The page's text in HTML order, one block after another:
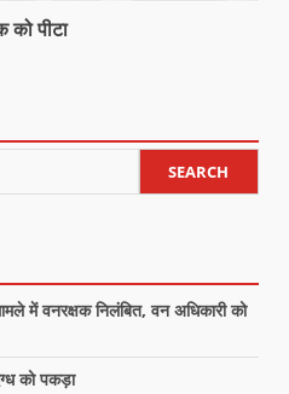
पीटा
SEARCH
में वनरक्षक निलंबित, वन अधिकारी को
को पकड़ा